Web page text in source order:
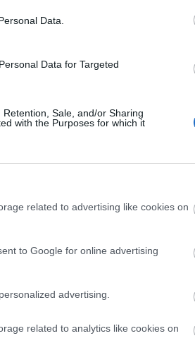
Data.
Data for Targeted
Sale, and/or Sharing
with the Purposes for which it
related to advertising like cookies on
to Google for online advertising
advertising.
related to analytics like cookies on
πόσα data έχετε καταναλώσει
πόσα data καναλώνει το
έχετε ανοιχτό το 4g.
σας - όσο πιο σπάνιο, τόσο
> Fetch New Data.
όσο χρησιμοποιούσατε το Wi-
internet. Όταν βάζετε ένα page
προσθέσετε ένα άρθρο στο
του navigation bar στο κάτω